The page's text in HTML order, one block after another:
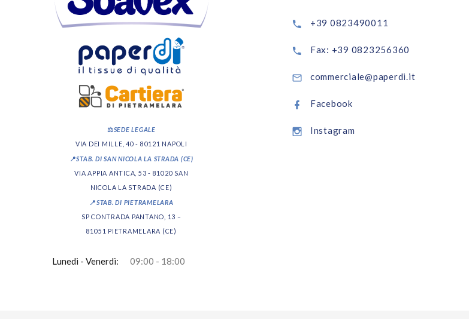
⚖️SEDE LEGALE
VIA DEI MILLE, 40 - 80121 NAPOLI
📍STAB. DI SAN NICOLA LA STRADA (CE)
VIA APPIA ANTICA, 53 - 81020 SAN
NICOLA LA STRADA (CE)
📍STAB. DI PIETRAMELARA
SP CONTRADA PANTANO, 13 –
81051 PIETRAMELARA (CE)
Lunedi - Venerdì: 09:00 - 18:00
+39 0823490011
Fax: +39 0823256360
commerciale@paperdi.it
Facebook
Instagram